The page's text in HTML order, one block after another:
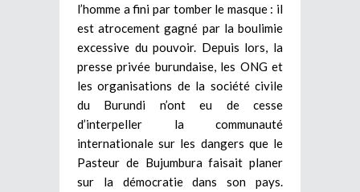
l’homme a fini par tomber le masque : il
est atrocement gagné par la boulimie
excessive du pouvoir. Depuis lors, la
presse privée burundaise, les ONG et
les organisations de la société civile
du Burundi n’ont eu de cesse
d’interpeller la communauté
internationale sur les dangers que le
Pasteur de Bujumbura faisait planer
sur la démocratie dans son pays.